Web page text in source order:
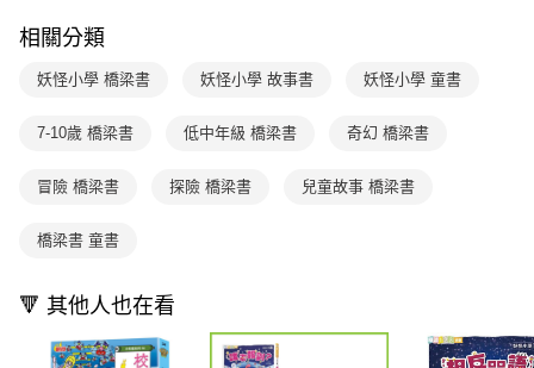
請求用戶進行身份認證。
恩沛科技股份有限公司將有權停止該用戶之使用額度並採取法律行動。
相關分類
妖怪小學 橋梁書 妖怪小學 故事書 妖怪小學 童書
7-10歲 橋梁書 低中年級 橋梁書 奇幻 橋梁書
冒險 橋梁書 探險 橋梁書 兒童故事 橋梁書
橋梁書 童書
🔻 其他人也在看